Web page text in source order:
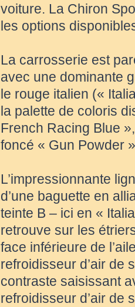
voiture. La Chiron
les options
La carrosserie est
avec une dominante
le rouge italien («
la palette de coloris
French Racing Blue
foncé « Gun Powder
L’impressionnante
d’une baguette en
teinte B – ici en «
retrouve sur les
face inférieure de
refroidisseur d’air de
contraste saisissant
refroidisseur d’air de